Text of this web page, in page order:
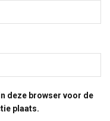
deze browser voor de
plaats.